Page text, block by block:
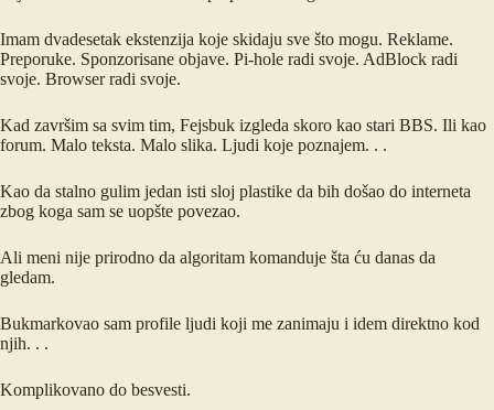
Imam dvadesetak ekstenzija koje skidaju sve što mogu. Reklame.
Preporuke. Sponzorisane objave. Pi-hole radi svoje. AdBlock radi
svoje. Browser radi svoje.
Kad završim sa svim tim, Fejsbuk izgleda skoro kao stari BBS. Ili kao
forum. Malo teksta. Malo slika. Ljudi koje poznajem. . .
Kao da stalno gulim jedan isti sloj plastike da bih došao do interneta
zbog koga sam se uopšte povezao.
Ali meni nije prirodno da algoritam komanduje šta ću danas da
gledam.
Bukmarkovao sam profile ljudi koji me zanimaju i idem direktno kod
njih. . .
Komplikovano do besvesti.